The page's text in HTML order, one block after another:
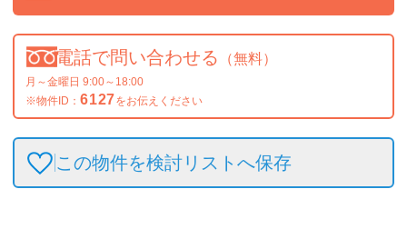
電話で問い合わせる （無料）
月～金曜日 9:00～18:00
※物件ID： 6127をお伝えください
この物件を検討リストへ保存